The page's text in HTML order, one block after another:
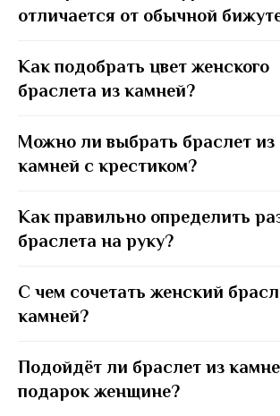
отличается от обычной
Как подобрать цвет женского
браслета из камней?
Можно ли выбрать браслет из
камней с крестиком?
Как правильно определить
браслета на руку?
С чем сочетать женский
камней?
Подойдёт ли браслет из
подарок женщине?